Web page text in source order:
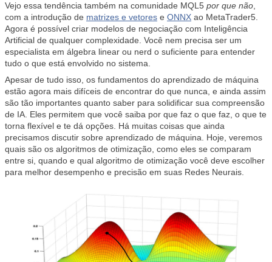
Vejo essa tendência também na comunidade MQL5 por que não
com a introdução de matrizes e vetores e ONNX ao MetaTrader5.
Agora é possível criar modelos de negociação com Inteligência
Artificial de qualquer complexidade. Você nem precisa ser um
especialista em álgebra linear ou nerd o suficiente para entender
tudo o que está envolvido no sistema.
Apesar de tudo isso, os fundamentos do aprendizado de máquina
estão agora mais difíceis de encontrar do que nunca, e ainda assim
são tão importantes quanto saber para solidificar sua compreensão
de IA. Eles permitem que você saiba por que faz o que faz, o que te
torna flexível e te dá opções. Há muitas coisas que ainda
precisamos discutir sobre aprendizado de máquina. Hoje, veremos
quais são os algoritmos de otimização, como eles se comparam
entre si, quando e qual algoritmo de otimização você deve escolher
para melhor desempenho e precisão em suas Redes Neurais.